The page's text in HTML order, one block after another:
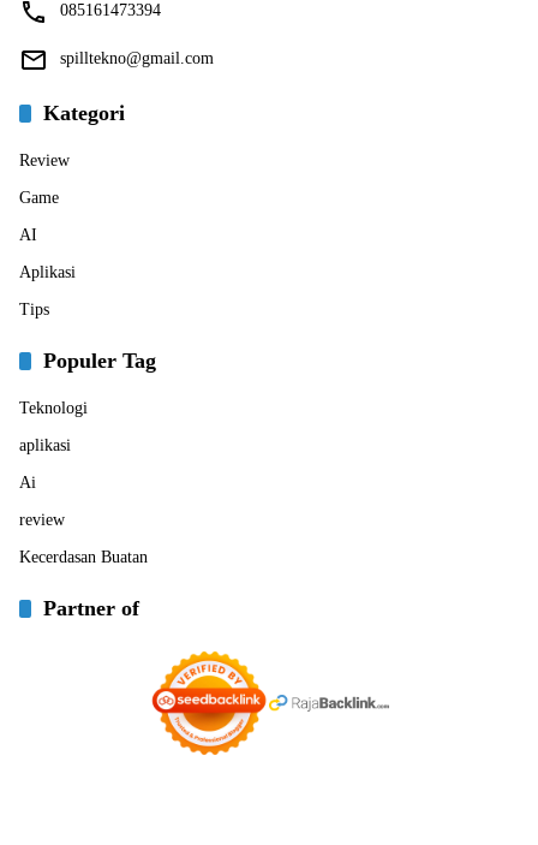
085161473394
spilltekno@gmail.com
Kategori
Review
Game
AI
Aplikasi
Tips
Populer Tag
Teknologi
aplikasi
Ai
review
Kecerdasan Buatan
Partner of